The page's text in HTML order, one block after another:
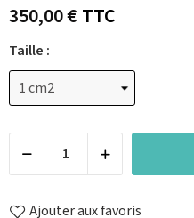
350,00 €TTC
Taille :
Ajouter aux favoris